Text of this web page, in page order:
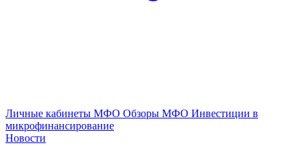
Личные кабинеты МФО Обзоры МФО Инвестиции в
микрофинансирование
Новости